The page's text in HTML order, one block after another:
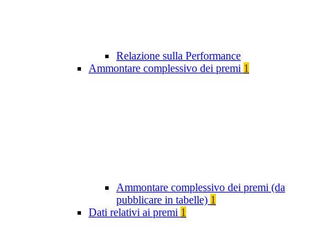
Relazione sulla Performance
Ammontare complessivo dei premi 1
Ammontare complessivo dei premi (da
pubblicare in tabelle) 1
Dati relativi ai premi 1